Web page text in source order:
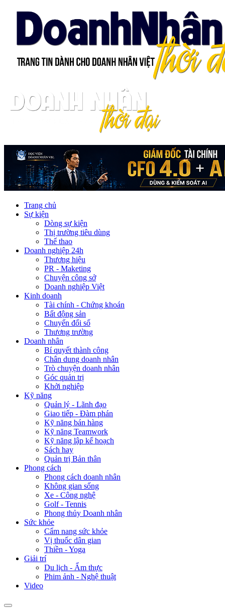
Trang chủ
Sự kiện
Dòng sự kiện
Thị trường tiêu dùng
Thể thao
Doanh nghiệp 24h
Thương hiệu
PR - Maketing
Chuyện công sở
Doanh nghiệp Việt
Kinh doanh
Tài chính - Chứng khoán
Bất động sản
Chuyển đổi số
Thương trường
Doanh nhân
Bí quyết thành công
Chân dung doanh nhân
Trò chuyện doanh nhân
Góc quản trị
Khởi nghiệp
Kỹ năng
Quản lý - Lãnh đạo
Giao tiếp - Đàm phán
Kỹ năng bán hàng
Kỹ năng Teamwork
Kỹ năng lập kế hoạch
Sách hay
Quản trị Bản thân
Phong cách
Phong cách doanh nhân
Không gian sống
Xe - Công nghệ
Golf - Tennis
Phong thủy Doanh nhân
Sức khỏe
Cẩm nang sức khỏe
Vị thuốc dân gian
Thiền - Yoga
Giải trí
Du lịch - Ẩm thực
Phim ảnh - Nghệ thuật
Video